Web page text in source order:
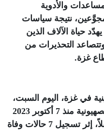
والأدوية
نتيجة سياسات
حياة الآلاف الذين
التحذيرات من
غزة.
في غزة، اليوم السبت،
ارتفاع ضحايا سياسة التجويع الصهيونية منذ 7 أكتوبر 2023
إلى 169 حالة وفاة، بينها 93 طفلاً، إثر تسجيل 7 حالات وفاة